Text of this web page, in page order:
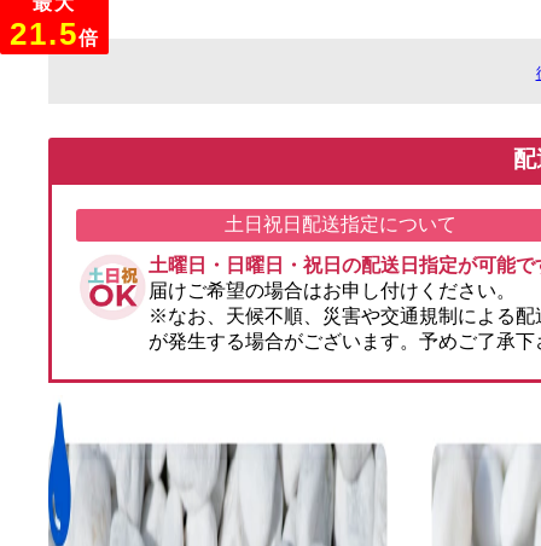
土日祝日配送指定について
土曜日・日曜日・祝日の配送日指定が可能で
届けご希望の場合はお申し付けください。
※なお、天候不順、災害や交通規制による配
が発生する場合がございます。予めご了承下